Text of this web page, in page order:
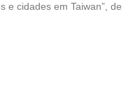
e cidades em Taiwan”, de